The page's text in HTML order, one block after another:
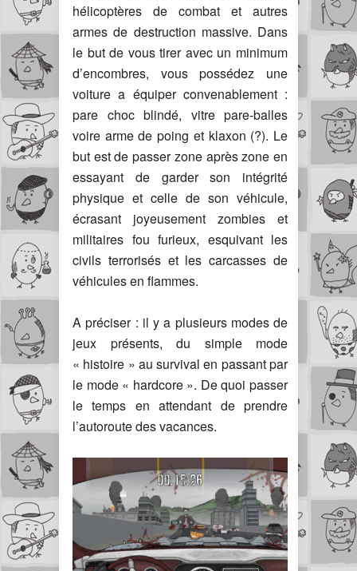
hélicoptères de combat et autres
armes de destruction massive. Dans
le but de vous tirer avec un minimum
d’encombres, vous possédez une
voiture a équiper convenablement :
pare choc blindé, vitre pare-balles
voire arme de poing et klaxon (?). Le
but est de passer zone après zone en
essayant de garder son intégrité
physique et celle de son véhicule,
écrasant joyeusement zombies et
militaires fou furieux, esquivant les
civils terrorisés et les carcasses de
véhicules en flammes.
A préciser : il y a plusieurs modes de
jeux présents, du simple mode
« histoire » au survival en passant par
le mode « hardcore ». De quoi passer
le temps en attendant de prendre
l’autoroute des vacances.